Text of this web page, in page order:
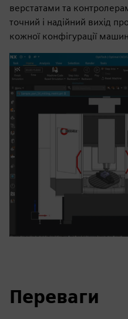
верстатами та
точний і надійний вихід
кожної конфігурації
Переваги